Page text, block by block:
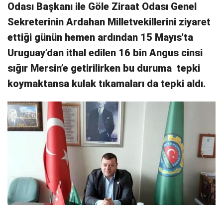
Odası Başkanı ile Göle Ziraat Odası Genel
Sekreterinin Ardahan Milletvekillerini ziyaret
ettiği günün hemen ardından 15 Mayıs’ta
Uruguay’dan ithal edilen 16 bin Angus cinsi
sığır Mersin’e getirilirken bu duruma tepki
koymaktansa kulak tıkamaları da tepki aldı.